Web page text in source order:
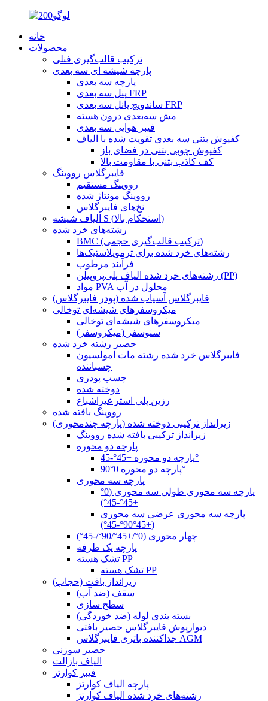
خانه
محصولات
ترکیب قالب‌گیری فنلی
پارچه شیشه ای سه بعدی
پارچه سه بعدی
پنل سه بعدی FRP
ساندویچ پانل سه بعدی FRP
مش سه‌بعدی درون هسته
فیبر هوایی سه بعدی
کفپوش بتنی سه بعدی تقویت شده با الیاف
کفپوش چوبی بتنی در فضای باز
کف کاذب بتنی با مقاومت بالا
فایبرگلاس رووینگ
رووینگ مستقیم
رووینگ مونتاژ شده
نخ‌های فایبرگلاس
الیاف شیشه S (استحکام بالا)
رشته‌های خرد شده
BMC (ترکیب قالب‌گیری حجمی)
رشته‌های خرد شده برای ترموپلاستیک‌ها
فرآیند مرطوب
رشته‌های خرد شده الیاف پلی‌پروپیلن (PP)
مواد PVA محلول در آب
فایبرگلاس آسیاب شده (پودر فایبرگلاس)
میکروسفرهای شیشه‌ای توخالی
میکروسفرهای شیشه‌ای توخالی
سنوسفر (میکروسفر)
حصیر رشته خرد شده
فایبرگلاس خرد شده رشته مات امولسیون
چسباننده
چسب پودری
دوخته شده
رزین پلی استر غیراشباع
رووینگ بافته شده
زیرانداز ترکیبی دوخته شده (پارچه چندمحوری)
زیرانداز ترکیبی بافته شده رووینگ
پارچه دو محوره
پارچه دو محوره +45°-45°
پارچه دو محوره 0°90°
پارچه سه محوری
پارچه سه محوری طولی سه محوری (0°
+45°-45°)
پارچه سه محوری عرضی سه محوری
(+45°90°-45°)
چهار محوری (0°/+45°/90°/-45°)
پارچه یک طرفه
تشک هسته PP
تشک هسته PP
زیرانداز بافت (حجاب)
سقف (ضد آب)
سطح سازی
بسته بندی لوله (ضد خوردگی)
دیوارپوش فایبرگلاس حصیر بافتی
جداکننده باتری فایبرگلاس AGM
حصیر سوزنی
الیاف بازالت
فیبر کوارتز
پارچه الیاف کوارتز
رشته‌های خرد شده الیاف کوارتز